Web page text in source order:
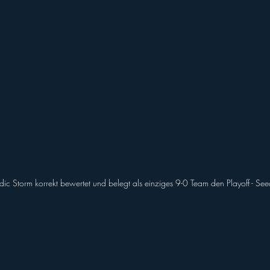
Storm korrekt bewertet und belegt als einziges 9-0 Team den Playoff -